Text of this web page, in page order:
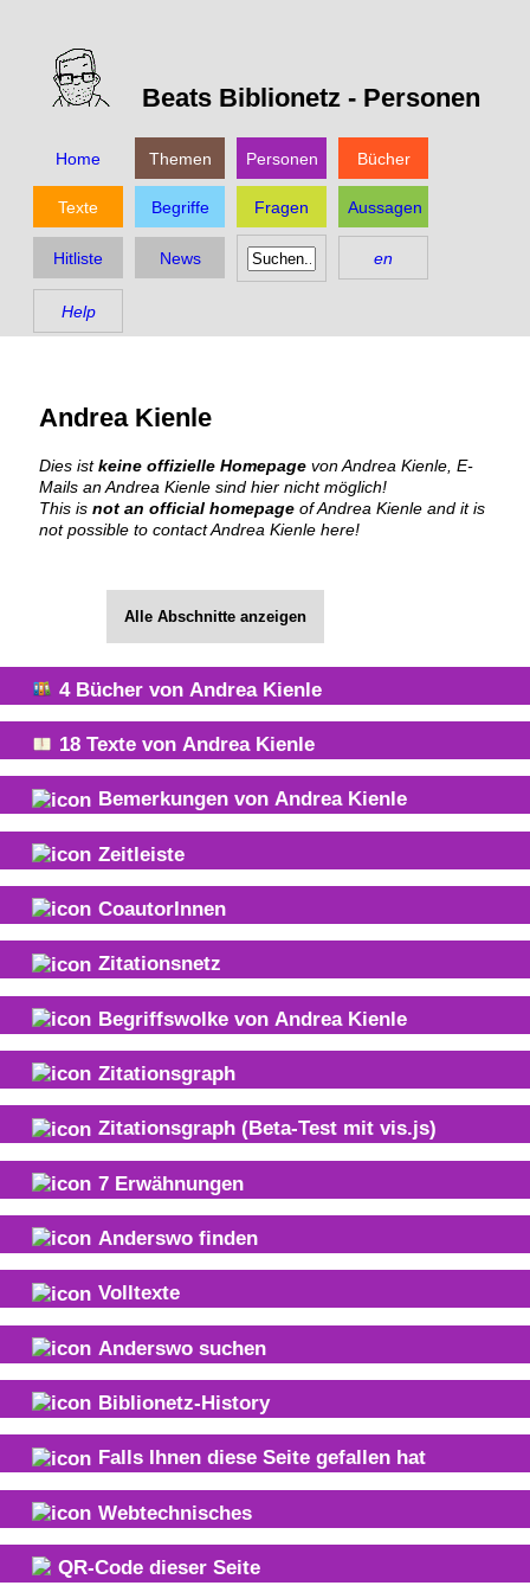
Beats Biblionetz - Personen
Home Themen Personen Bücher
Texte Begriffe Fragen Aussagen
Hitliste News en
Help
Andrea Kienle
Dies istkeine offizielle Homepage von Andrea Kienle, E-
Mails an Andrea Kienle sind hier nicht möglich!
This is not an official homepage of Andrea Kienle and it is
not possible to contact Andrea Kienle here!
Alle Abschnitte anzeigen
4 Bücher von Andrea Kienle
18Texte von Andrea Kienle
Bemerkungen von Andrea Kienle
Zeitleiste
CoautorInnen
Zitationsnetz
Begriffswolke von Andrea Kienle
Zitationsgraph
Zitationsgraph (Beta-Test mit vis.js)
7 Erwähnungen
Anderswo finden
Volltexte
Anderswo suchen
Biblionetz-History
Falls Ihnen diese Seite gefallen hat
Webtechnisches
QR-Code dieser Seite